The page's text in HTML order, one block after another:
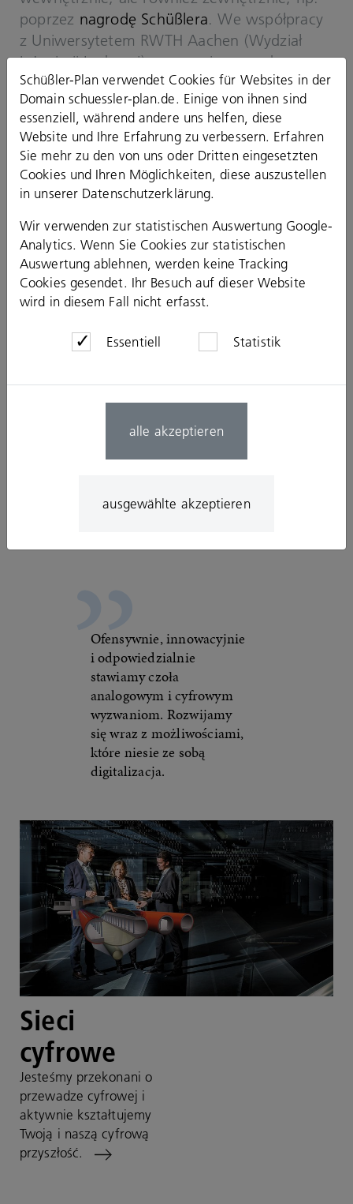
poprzez nagrodę Schüßlera. We współpracy
z Uniwersytetem RWTH Aachen (Wydział
Inżynierii Lądowej), corocznie nagradzamy
najlepszych studentów roku.
Nasi eksperci regularnie dzielą się swoją
wiedzą na temat najważniejszych tematów i
wydarzeń w branży budowlanej podczas
organizowanych uroczystości, wykładów, a
także w publikacjach. Nasz magazyn
firmowy „plan’ informuje o aktualnych
priorytetach firmy oraz szczegółach naszych
projektów.
Ofensywnie, innowacyjnie
i odpowiedzialnie
stawiamy czoła
analogowym i cyfrowym
wyzwaniom. Rozwijamy
się wraz z możliwościami,
które niesie ze sobą
digitalizacja.
Sieci
cyfrowe
Jesteśmy przekonani o
przewadze cyfrowej i
aktywnie kształtujemy
Twoją i naszą cyfrową
przyszłość.
Schüßler-Plan verwendet Cookies für Websites in der
Domain schuessler-plan.de. Einige von ihnen sind
essenziell, während andere uns helfen, diese
Website und Ihre Erfahrung zu verbessern. Erfahren
Sie mehr zu den von uns oder Dritten eingesetzten
Cookies und Ihren Möglichkeiten, diese auszustellen
in unserer Datenschutzerklärung.
Wir verwenden zur statistischen Auswertung Google-
Analytics. Wenn Sie Cookies zur statistischen
Auswertung ablehnen, werden keine Tracking
Cookies gesendet. Ihr Besuch auf dieser Website
wird in diesem Fall nicht erfasst.
Essentiell Statistik
alle akzeptieren
ausgewählte akzeptieren